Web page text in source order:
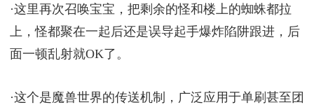
·这里再次召唤宝宝，把剩余的怪和楼上的蜘蛛都拉
上，怪都聚在一起后还是误导起手爆炸陷阱跟进，后
面一顿乱射就OK了。
·这个是魔兽世界的传送机制，广泛应用于单刷甚至团